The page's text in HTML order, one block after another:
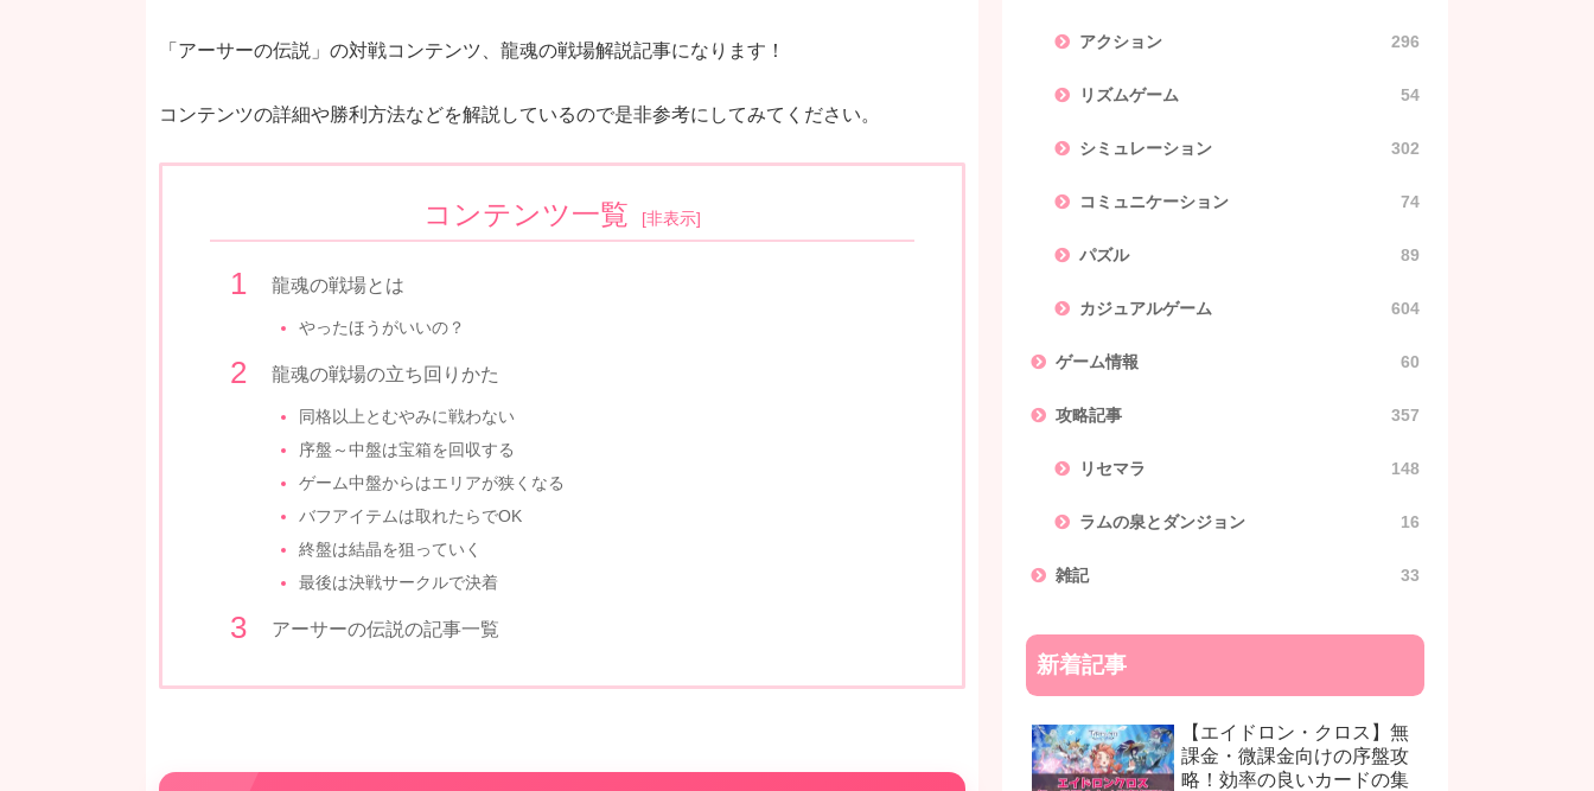
「アーサーの伝説」の対戦コンテンツ、龍魂の戦場解説記事になります！
コンテンツの詳細や勝利方法などを解説しているので是非参考にしてみてください。
コンテンツ一覧 [非表示]
龍魂の戦場とは
やったほうがいいの？
龍魂の戦場の立ち回りかた
同格以上とむやみに戦わない
序盤～中盤は宝箱を回収する
ゲーム中盤からはエリアが狭くなる
バフアイテムは取れたらでOK
終盤は結晶を狙っていく
最後は決戦サークルで決着
アーサーの伝説の記事一覧
アクション 296
リズムゲーム 54
シミュレーション 302
コミュニケーション 74
パズル 89
カジュアルゲーム 604
ゲーム情報 60
攻略記事 357
リセマラ 148
ラムの泉とダンジョン 16
雑記 33
新着記事
【エイドロン・クロス】無
課金・微課金向けの序盤攻
略！効率の良いカードの集